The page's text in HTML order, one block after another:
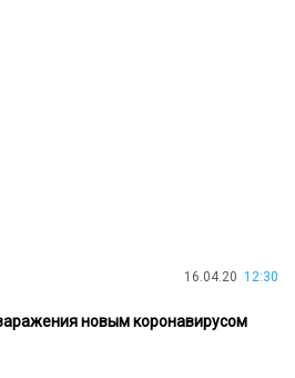
16.04.20 12:30
новым коронавирусом